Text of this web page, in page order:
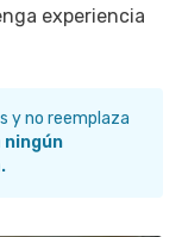
experiencia
y no reemplaza
ningún